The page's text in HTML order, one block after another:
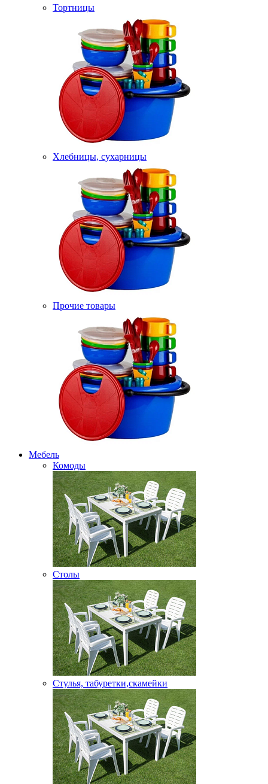
Тортницы
Хлебницы, сухарницы
Прочие товары
Мебель
Комоды
Столы
Стулья, табуретки,скамейки